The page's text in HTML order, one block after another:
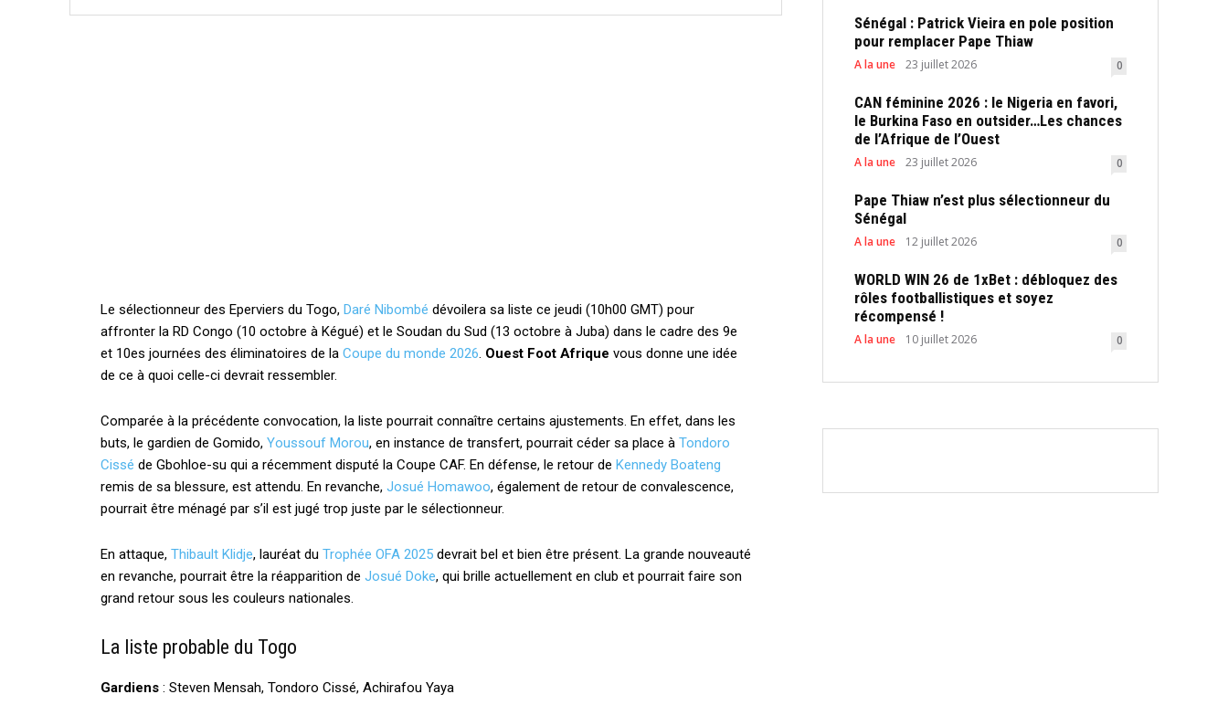
Le sélectionneur des Eperviers du Togo, Daré Nibombé dévoilera sa liste ce jeudi (10h00 GMT) pour
affronter la RD Congo (10 octobre à Kégué) et le Soudan du Sud (13 octobre à Juba) dans le cadre des 9e
et 10es journées des éliminatoires de la Coupe du monde 2026. Ouest Foot Afrique vous donne une idée
de ce à quoi celle-ci devrait ressembler.
Comparée à la précédente convocation, la liste pourrait connaître certains ajustements. En effet, dans les
buts, le gardien de Gomido, Youssouf Morou, en instance de transfert, pourrait céder sa place à Tondoro
Cissé de Gbohloe-su qui a récemment disputé la Coupe CAF. En défense, le retour de Kennedy Boateng
remis de sa blessure, est attendu. En revanche, Josué Homawoo, également de retour de convalescence,
pourrait être ménagé par s’il est jugé trop juste par le sélectionneur.
En attaque, Thibault Klidje, lauréat du Trophée OFA 2025 devrait bel et bien être présent. La grande nouveauté
en revanche, pourrait être la réapparition de Josué Doke, qui brille actuellement en club et pourrait faire son
grand retour sous les couleurs nationales.
La liste probable du Togo
Gardiens : Steven Mensah, Tondoro Cissé, Achirafou Yaya
Sénégal : Patrick Vieira en pole position
pour remplacer Pape Thiaw
A la une 23 juillet 2026 0
CAN féminine 2026 : le Nigeria en favori,
le Burkina Faso en outsider…Les chances
de l’Afrique de l’Ouest
A la une 23 juillet 2026 0
Pape Thiaw n’est plus sélectionneur du
Sénégal
A la une 12 juillet 2026 0
WORLD WIN 26 de 1xBet : débloquez des
rôles footballistiques et soyez
récompensé !
A la une 10 juillet 2026 0